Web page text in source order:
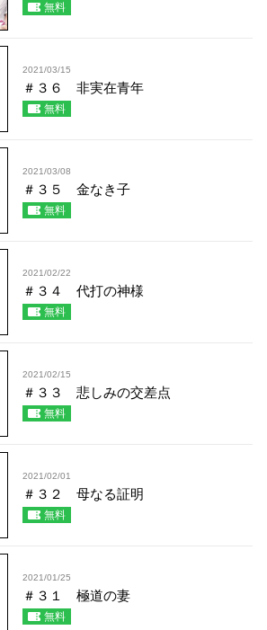
無料
2021/03/15
＃３６ 非実在青年
無料
2021/03/08
＃３５ 金なき子
無料
2021/02/22
＃３４ 代打の神様
無料
2021/02/15
＃３３ 悲しみの交差点
無料
2021/02/01
＃３２ 母なる証明
無料
2021/01/25
＃３１ 極道の妻
無料